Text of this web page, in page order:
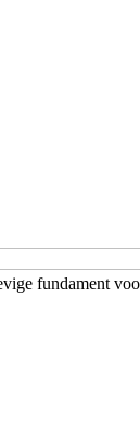
fundament